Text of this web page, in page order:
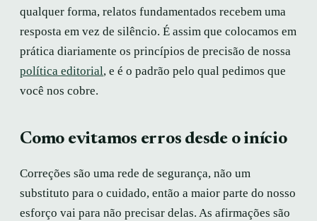
qualquer forma, relatos fundamentados recebem uma
resposta em vez de silêncio. É assim que colocamos em
prática diariamente os princípios de precisão de nossa
política editorial, e é o padrão pelo qual pedimos que
você nos cobre.
Como evitamos erros desde o início
Correções são uma rede de segurança, não um
substituto para o cuidado, então a maior parte do nosso
esforço vai para não precisar delas. As afirmações são